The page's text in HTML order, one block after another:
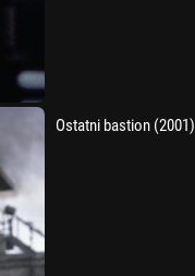
Ostatni bastion (2001)